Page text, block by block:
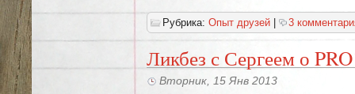
Рубрика: Опыт друзей | 3
Ликбез с Сергеем о
Вторник, 15 Янв 2013